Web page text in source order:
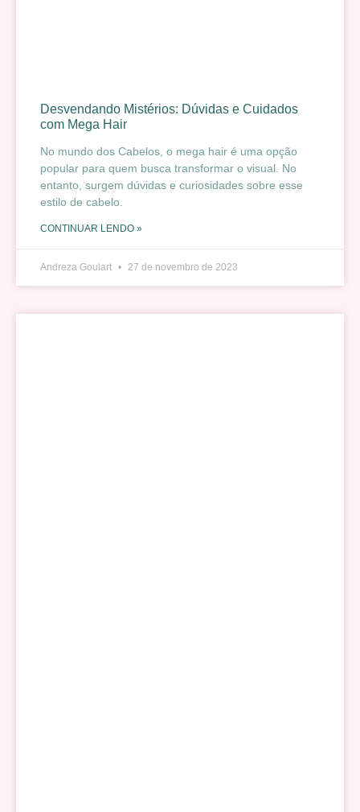
Desvendando Mistérios: Dúvidas e Cuidados
com Mega Hair
No mundo dos Cabelos, o mega hair é uma opção
popular para quem busca transformar o visual. No
entanto, surgem dúvidas e curiosidades sobre esse
estilo de cabelo.
CONTINUAR LENDO »
Andreza Goulart 27 de novembro de 2023